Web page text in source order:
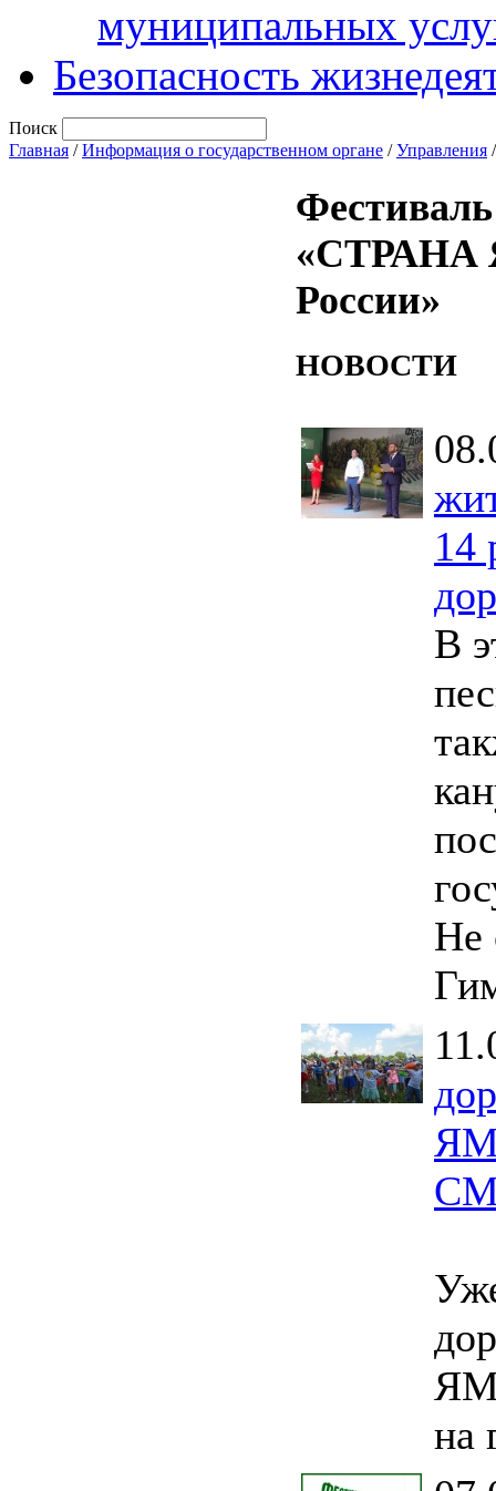
муниципальных
Безопасность
Поиск
Главная /Информация о государственном органе /Управления
«СТРАНА
России»
НОВОСТИ
14
В
Не
на